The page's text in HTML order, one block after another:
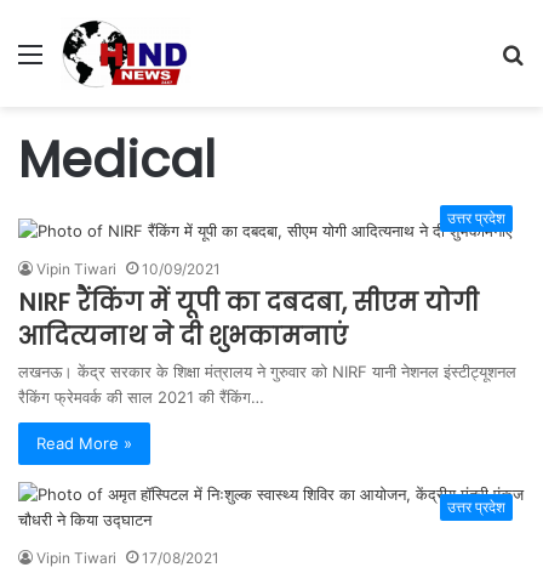
Menu
Medical
उत्तर प्रदेश
Vipin Tiwari 10/09/2021
NIRF रैंकिंग में यूपी का दबदबा, सीएम योगी
आदित्यनाथ ने दी शुभकामनाएं
लखनऊ। केंद्र सरकार के शिक्षा मंत्रालय ने गुरुवार को NIRF यानी नेशनल इंस्टीट्यूशनल
रैकिंग फ्रेमवर्क की साल 2021 की रैंकिंग…
Read More »
उत्तर प्रदेश
Vipin Tiwari 17/08/2021